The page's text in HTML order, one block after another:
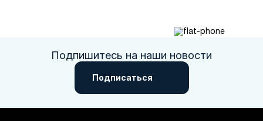
Подпишитесь на наши новости
Подписаться